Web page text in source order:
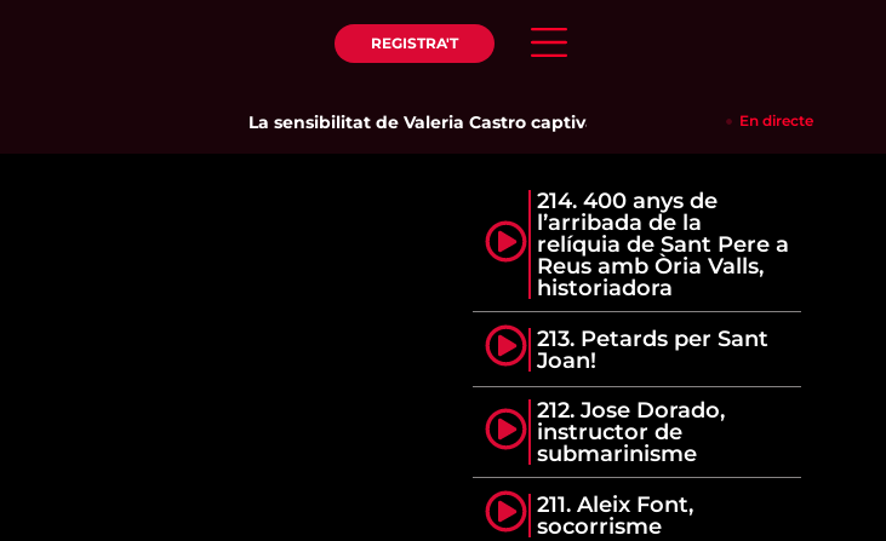
REGISTRA'T
La sensibilitat de Valeria Castro captiva el públic del Parc del Pinaret
En directe
214. 400 anys de
l’arribada de la
relíquia de Sant Pere a
Reus amb Òria Valls,
historiadora
213. Petards per Sant
Joan!
212. Jose Dorado,
instructor de
submarinisme
211. Aleix Font,
socorrisme